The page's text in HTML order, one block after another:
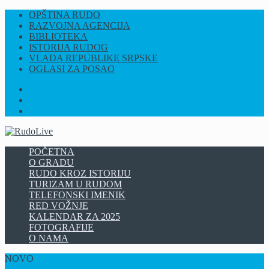
OPŠTINA RUDO
RAZVOJNA AGENCIJA
BIBLIOTEKA
ISTORIJA RUDOG
VLADA REPUBLIKE SRPSKE
OGLASI ZA POSAO
POČETNA
O GRADU
RUDO KROZ ISTORIJU
TURIZAM U RUDOM
TELEFONSKI IMENIK
RED VOŽNJE
KALENDAR ZA 2025
FOTOGRAFIJE
O NAMA
NOVO